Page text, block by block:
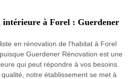
à Forel : Guerdener
en rénovation de l’habitat à Forel
Guerdener Rénovation est une
qui peut répondre à vos besoins.
notre établissement se met à